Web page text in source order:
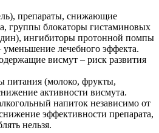
препараты, снижающие
группы блокаторы гистаминовых
ингибиторы протонной помпы
лечебного эффекта.
висмут – риск развития
питания (молоко, фрукты,
активности висмута.
напиток независимо от
эффективности препарата,
нельзя.